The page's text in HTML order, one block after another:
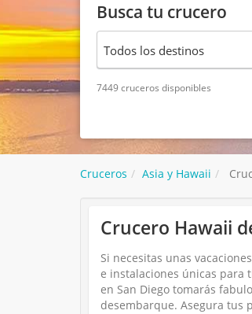
Busca tu crucero
7449 cruceros disponibles
Cruceros Asia y Hawaii
Crucero Hawaii
Si necesitas unas
e instalaciones únicas para
en San Diego tomarás
desembarque. Asegura tus